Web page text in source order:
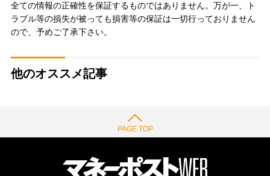
全ての情報の正確性を保証するものではありません。万が一、ト
ラブル等の損失が被っても損害等の保証は一切行っておりません
ので、予めご了承下さい。
他のオススメ記事
PAGE TOP